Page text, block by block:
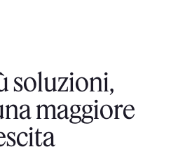
soluzioni,
maggiore